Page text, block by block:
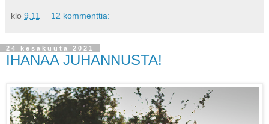
klo 9.11 12 kommenttia:
24 kesäkuuta 2021
IHANAA JUHANNUSTA!